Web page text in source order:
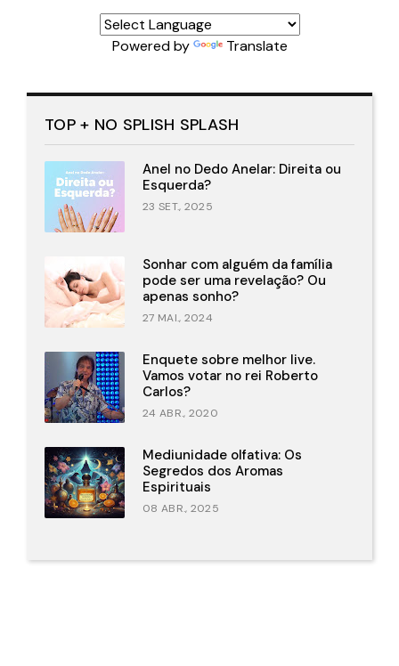
Powered by Translate
TOP + NO SPLISH SPLASH
Anel no Dedo Anelar: Direita ou
Esquerda?
23 SET., 2025
Sonhar com alguém da família
pode ser uma revelação? Ou
apenas sonho?
27 MAI., 2024
Enquete sobre melhor live.
Vamos votar no rei Roberto
Carlos?
24 ABR., 2020
Mediunidade olfativa: Os
Segredos dos Aromas
Espirituais
08 ABR., 2025